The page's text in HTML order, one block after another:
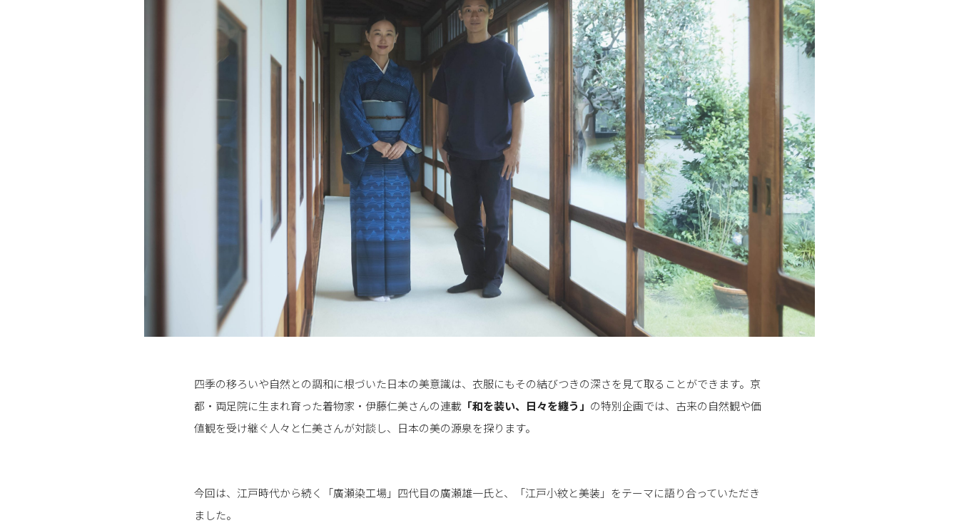
四季の移ろいや自然との調和に根づいた日本の美意識は、衣服にもその結びつきの深さを見て取ることができます。京
都・両足院に生まれ育った着物家・伊藤仁美さんの連載 「和を装い、日々を纏う」 の特別企画では、古来の自然観や価
値観を受け継ぐ人々と仁美さんが対談し、日本の美の源泉を探ります。
今回は、江戸時代から続く「廣瀬染工場」四代目の廣瀬雄一氏と、「江戸小紋と美装」をテーマに語り合っていただき
ました。